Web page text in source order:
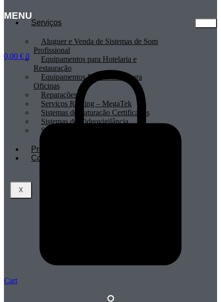
MENU
Serviços
Aluguer e Venda de Sistemas de Som
Profissional
Equipamentos para Hotelaria e
Restauração
Equipamentos Profissionais para
Oficinas
Reparações
Serviços Renting – MegaTek
Sistemas de Faturação Certificados
Sistemas de Videovigilância
Sistemas POS
Profissionais
Contactos
X
0,00 € 0
Cart